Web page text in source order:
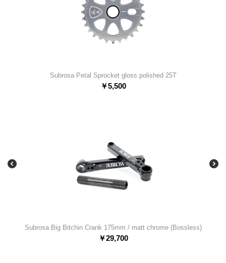
Subrosa Petal Sprocket gloss polished 25T
￥5,500
Subrosa Big Bitchin Crank 175mm / matt chrome (Bossless)
￥29,700